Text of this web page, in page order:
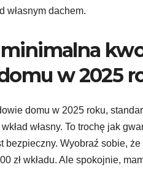
własnym dachem.
w 2025
domu w 2025 roku,
własny. To trochę jak
bezpieczny. Wyobraź sobie,
zł wkładu. Ale spokojnie,